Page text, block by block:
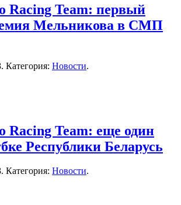
Racing Team: первый
Мельникова в СМП
. Категория: Новости.
Racing Team: еще один
Республики Беларусь
. Категория: Новости.